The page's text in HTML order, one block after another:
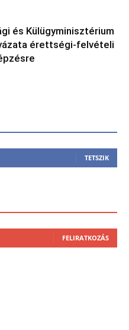
és Külügyminisztérium
érettségi-felvételi
TETSZIK
FELIRATKOZÁS